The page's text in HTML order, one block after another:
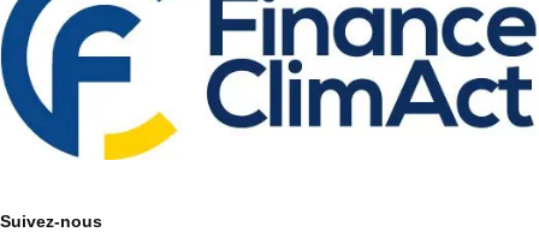
Suivez-nous